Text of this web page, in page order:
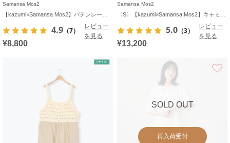
Samansa Mos2
4.9 （7）
レビュー
を見る
¥8,800
Samansa Mos2
5.0 （3）
レビュー
を見る
¥13,200
SOLD OUT
再入荷受付